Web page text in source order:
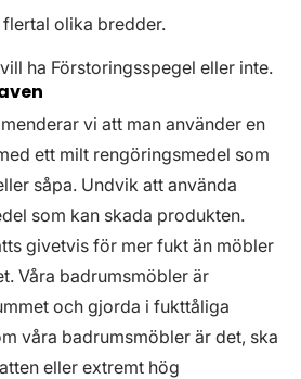
olika bredder.
ha Förstoringsspegel eller inte.
vi att man använder en
ett milt rengöringsmedel som
såpa. Undvik att använda
som kan skada produkten.
givetvis för mer fukt än möbler
Våra badrumsmöbler är
och gjorda i fukttåliga
våra badrumsmöbler är det, ska
eller extremt hög